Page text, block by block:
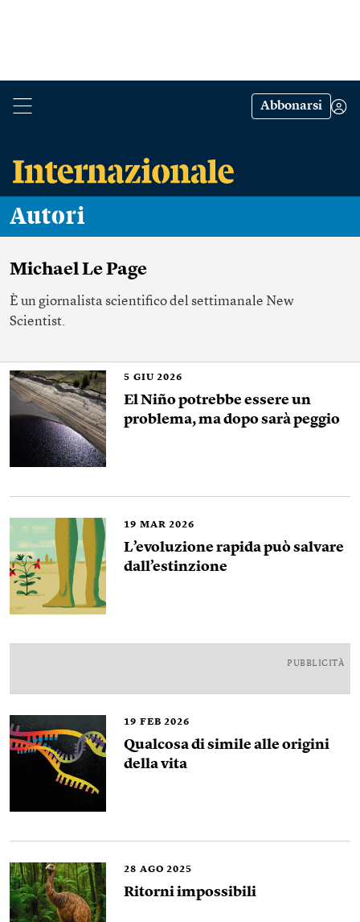
Abbonarsi
Autori
Michael Le Page
È un giornalista scientifico del settimanale New
Scientist.
5 GIU 2026
El Niño potrebbe essere un
problema, ma dopo sarà peggio
19 MAR 2026
L’evoluzione rapida può salvare
dall’estinzione
PUBBLICITÀ
19 FEB 2026
Qualcosa di simile alle origini
della vita
28 AGO 2025
Ritorni impossibili